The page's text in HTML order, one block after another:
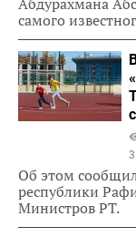
самого
Об этом
республики
Министров РТ.